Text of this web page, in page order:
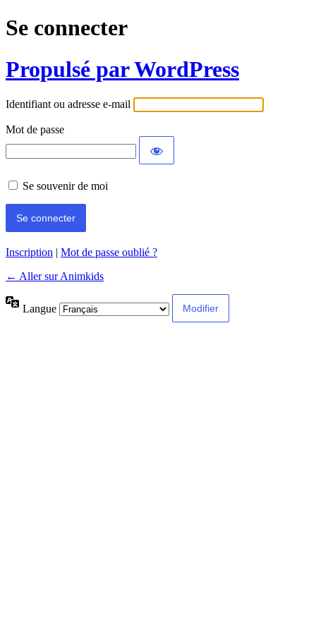
Se connecter
Propulsé par WordPress
Identifiant ou adresse e-mail
Mot de passe
Se souvenir de moi
Inscription | Mot de passe oublié ?
← Aller sur Animkids
Langue